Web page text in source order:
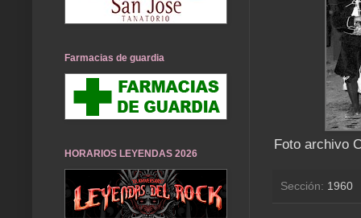
Foto archivo
Sección: 1960
Farmacias de guardia
HORARIOS LEYENDAS 2026